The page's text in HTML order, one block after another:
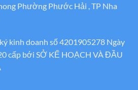
Phường Phước Hải , TP Nha
kinh doanh số 4201905278 Ngày
cấp bới SỞ KẾ HOẠCH VÀ ĐẦU